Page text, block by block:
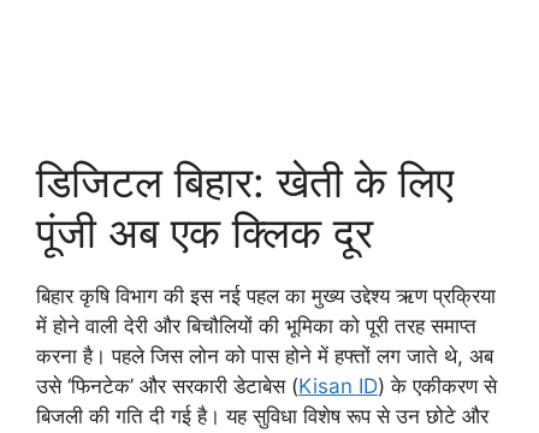
डिजिटल बिहार: खेती के लिए
पूंजी अब एक क्लिक दूर
बिहार कृषि विभाग की इस नई पहल का मुख्य उद्देश्य ऋण प्रक्रिया
में होने वाली देरी और बिचौलियों की भूमिका को पूरी तरह समाप्त
करना है। पहले जिस लोन को पास होने में हफ्तों लग जाते थे, अब
उसे ‘फिनटेक’ और सरकारी डेटाबेस (Kisan ID) के एकीकरण से
बिजली की गति दी गई है। यह सुविधा विशेष रूप से उन छोटे और